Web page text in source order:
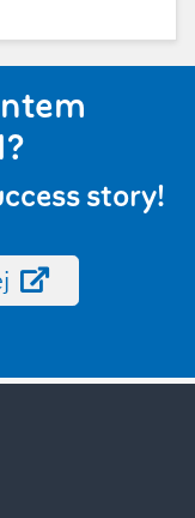
story!